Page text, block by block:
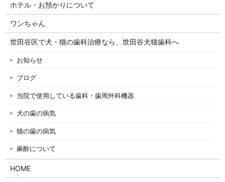
ホテル・お預かりについて
ワンちゃん
世田谷区で犬・猫の歯科治療なら、世田谷犬猫歯科へ
お知らせ
ブログ
当院で使用している歯科・歯周外科機器
犬の歯の病気
猫の歯の病気
麻酔について
HOME